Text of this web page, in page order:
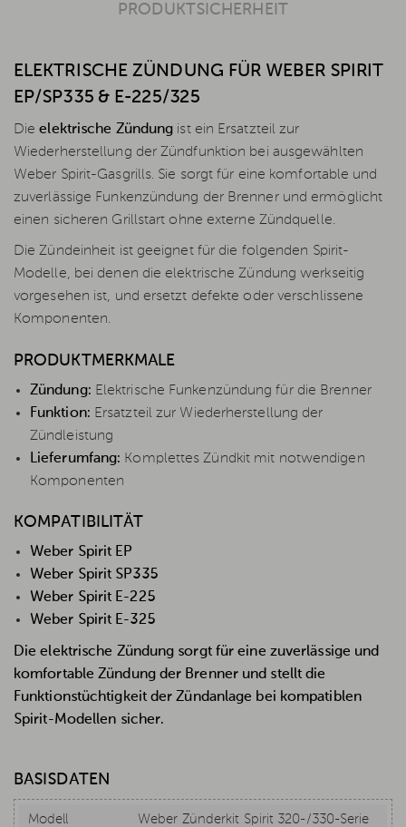
PRODUKTSICHERHEIT
ELEKTRISCHE ZÜNDUNG FÜR WEBER SPIRIT
EP/SP335 & E-225/325
Dieelektrische Zündung ist ein Ersatzteil zur
Wiederherstellung der Zündfunktion bei ausgewählten
Weber Spirit-Gasgrills. Sie sorgt für eine komfortable und
zuverlässige Funkenzündung der Brenner und ermöglicht
einen sicheren Grillstart ohne externe Zündquelle.
Die Zündeinheit ist geeignet für die folgenden Spirit-
Modelle, bei denen die elektrische Zündung werkseitig
vorgesehen ist, und ersetzt defekte oder verschlissene
Komponenten.
PRODUKTMERKMALE
Zündung: Elektrische Funkenzündung für die Brenner
Funktion: Ersatzteil zur Wiederherstellung der
Zündleistung
Lieferumfang: Komplettes Zündkit mit notwendigen
Komponenten
KOMPATIBILITÄT
Weber Spirit EP
Weber Spirit SP335
Weber Spirit E-225
Weber Spirit E-325
Die elektrische Zündung sorgt für eine zuverlässige und
komfortable Zündung der Brenner und stellt die
Funktionstüchtigkeit der Zündanlage bei kompatiblen
Spirit-Modellen sicher.
BASISDATEN
Modell
Weber Zünderkit Spirit 320-/330-Serie